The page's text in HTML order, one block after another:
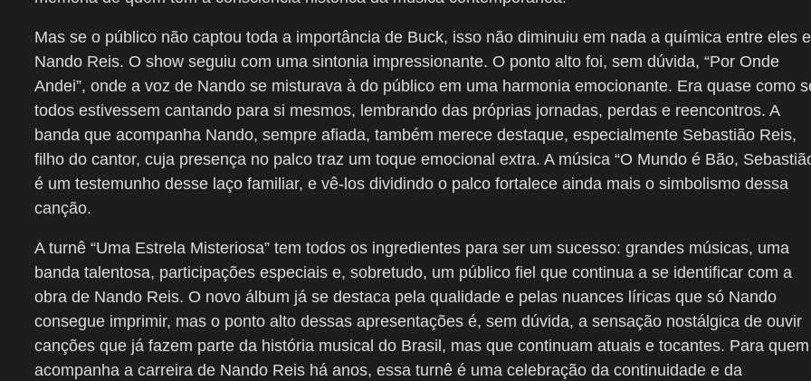
Mas se o público não captou toda a importância de Buck, isso não diminuiu em nada a química entre eles e
Nando Reis. O show seguiu com uma sintonia impressionante. O ponto alto foi, sem dúvida, “Por Onde
Andei”, onde a voz de Nando se misturava à do público em uma harmonia emocionante. Era quase como
todos estivessem cantando para si mesmos, lembrando das próprias jornadas, perdas e reencontros. A
banda que acompanha Nando, sempre afiada, também merece destaque, especialmente Sebastião Reis,
filho do cantor, cuja presença no palco traz um toque emocional extra. A música “O Mundo é Bão,
é um testemunho desse laço familiar, e vê-los dividindo o palco fortalece ainda mais o simbolismo dessa
canção.
A turnê “Uma Estrela Misteriosa” tem todos os ingredientes para ser um sucesso: grandes músicas, uma
banda talentosa, participações especiais e, sobretudo, um público fiel que continua a se identificar com a
obra de Nando Reis. O novo álbum já se destaca pela qualidade e pelas nuances líricas que só Nando
consegue imprimir, mas o ponto alto dessas apresentações é, sem dúvida, a sensação nostálgica de ouvir
canções que já fazem parte da história musical do Brasil, mas que continuam atuais e tocantes. Para quem
acompanha a carreira de Nando Reis há anos, essa turnê é uma celebração da continuidade e da